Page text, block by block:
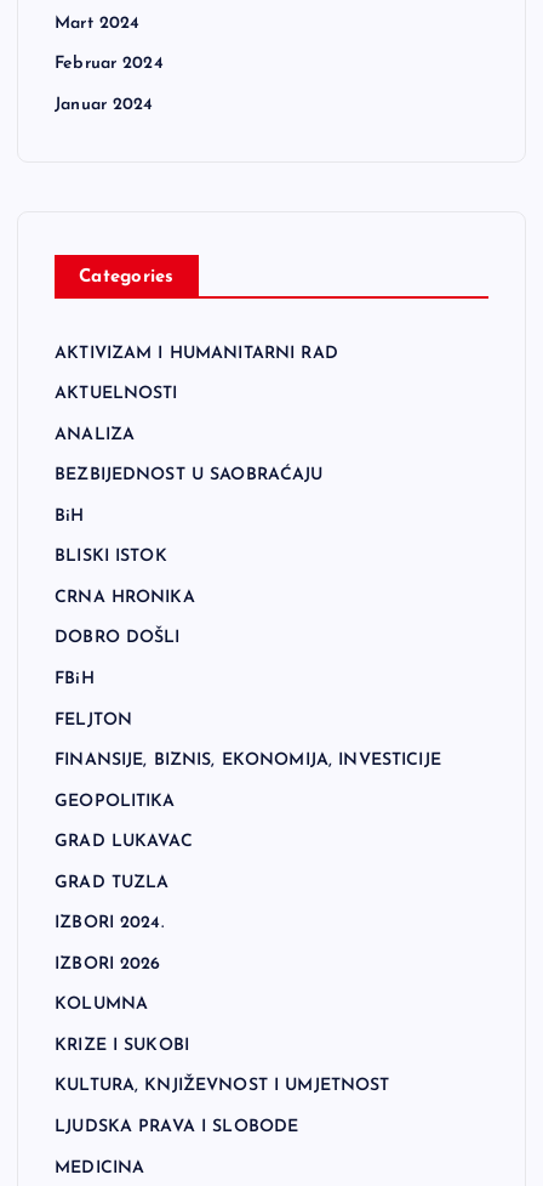
Mart 2024
Februar 2024
Januar 2024
Categories
AKTIVIZAM I HUMANITARNI RAD
AKTUELNOSTI
ANALIZA
BEZBIJEDNOST U SAOBRAĆAJU
BiH
BLISKI ISTOK
CRNA HRONIKA
DOBRO DOŠLI
FBiH
FELJTON
FINANSIJE, BIZNIS, EKONOMIJA, INVESTICIJE
GEOPOLITIKA
GRAD LUKAVAC
GRAD TUZLA
IZBORI 2024.
IZBORI 2026
KOLUMNA
KRIZE I SUKOBI
KULTURA, KNJIŽEVNOST I UMJETNOST
LJUDSKA PRAVA I SLOBODE
MEDICINA